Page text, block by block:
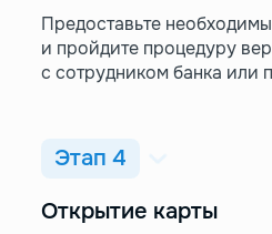
Предоставьте
и пройдите процедуру
с сотрудником банка или
Этап 4
Открытие карты